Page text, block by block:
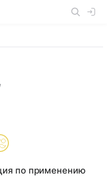
по применению